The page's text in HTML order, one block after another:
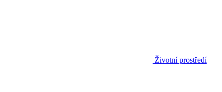
Životní prostředí